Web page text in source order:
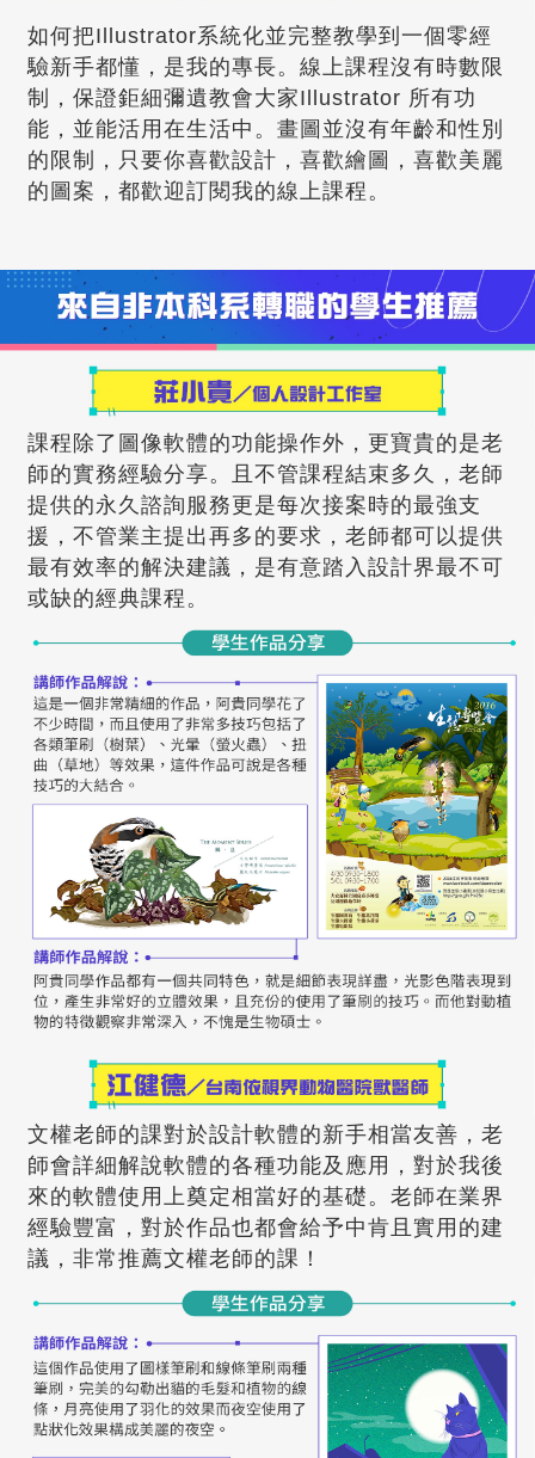
如何把Illustrator系統化並完整教學到一個零經
驗新手都懂，是我的專長。線上課程沒有時數限
制，保證鉅細彌遺教會大家Illustrator 所有功
能，並能活用在生活中。畫圖並沒有年齡和性別
的限制，只要你喜歡設計，喜歡繪圖，喜歡美麗
的圖案，都歡迎訂閱我的線上課程。
課程除了圖像軟體的功能操作外，更寶貴的是老
師的實務經驗分享。且不管課程結束多久，老師
提供的永久諮詢服務更是每次接案時的最強支
援，不管業主提出再多的要求，老師都可以提供
最有效率的解決建議，是有意踏入設計界最不可
或缺的經典課程。
文權老師的課對於設計軟體的新手相當友善，老
師會詳細解說軟體的各種功能及應用，對於我後
來的軟體使用上奠定相當好的基礎。老師在業界
經驗豐富，對於作品也都會給予中肯且實用的建
議，非常推薦文權老師的課！